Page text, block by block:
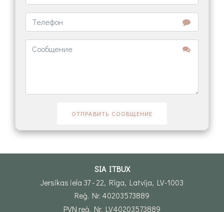
SIA ITBUX
Jersikas iela 37 - 22, Rīga, Latvija, LV-1003
Reģ. Nr. 40203573889
PVN reģ. Nr. LV40203573889